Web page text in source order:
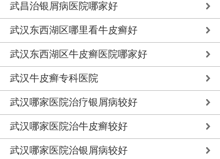
武昌治银屑病医院哪家好
武汉东西湖区哪里看牛皮癣好
武汉东西湖区牛皮癣医院哪家好
武汉牛皮癣专科医院
武汉哪家医院治疗银屑病较好
武汉哪家医院治牛皮癣较好
武汉哪家医院治银屑病较好